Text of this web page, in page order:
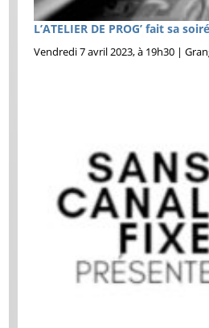
L’ATELIER DE PROG’ fait sa
Vendredi 7 avril 2023, à 19h30 |